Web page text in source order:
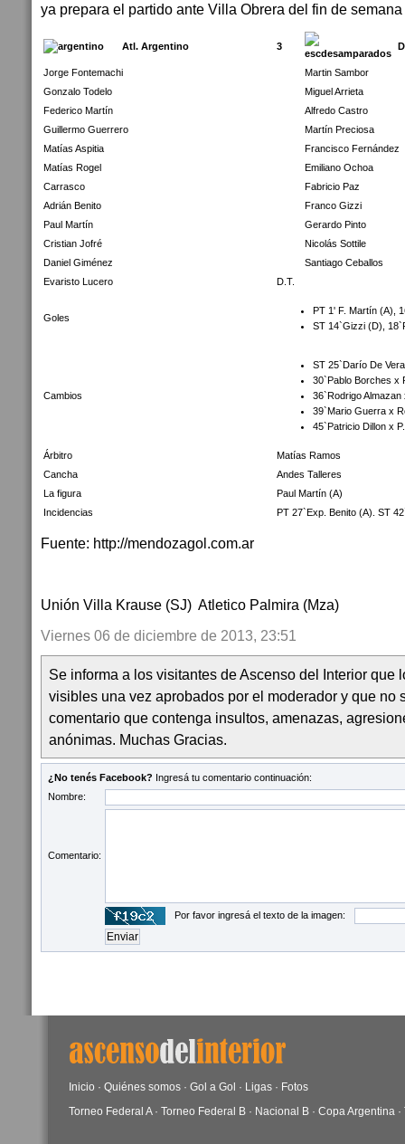
ya prepara el partido ante Villa Obrera del fin de
Atl. Argentino 3
Jorge Fontemachi
Martin Sambor
Gonzalo Todelo
Miguel Arrieta
Federico Martín
Alfredo Castro
Guillermo Guerrero
Martín Preciosa
Matías Aspitia
Francisco Fernández
Matías Rogel
Emiliano Ochoa
Carrasco
Fabricio Paz
Adrián Benito
Franco Gizzi
Paul Martín
Gerardo Pinto
Cristian Jofré
Nicolás Sottile
Daniel Giménez
Santiago Ceballos
Evaristo Lucero
D.T.
Goles
PT 1' F. Martín (A),
ST 14`Gizzi (D),
Cambios
ST 25`Darío De
30`Pablo Borches x
36`Rodrigo
39`Mario Guerra x
45`Patricio Dillon x
Árbitro
Matías Ramos
Cancha
Andes Talleres
La figura
Paul Martín (A)
Incidencias
PT 27`Exp. Benito (A). ST
Fuente: http://mendozagol.com.ar
Unión Villa Krause (SJ) Atletico Palmira (Mza)
Viernes 06 de diciembre de 2013, 23:51
Se informa a los visitantes de Ascenso del Interior que
visibles una vez aprobados por el moderador y que no
comentario que contenga insultos, amenazas,
anónimas. Muchas Gracias.
¿No tenés Facebook? Ingresá tu comentario continuación:
Nombre:
Comentario:
Por favor ingresá el texto de la imagen:
Inicio · Quiénes somos · Gol a Gol · Ligas · Fotos
Torneo Federal A· Torneo Federal B · Nacional B · Copa Argentina ·